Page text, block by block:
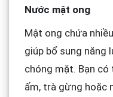
Nước mật ong
Mật ong chứa
giúp bổ sung năng
chóng mặt. Bạn
ấm, trà gừng hoặc